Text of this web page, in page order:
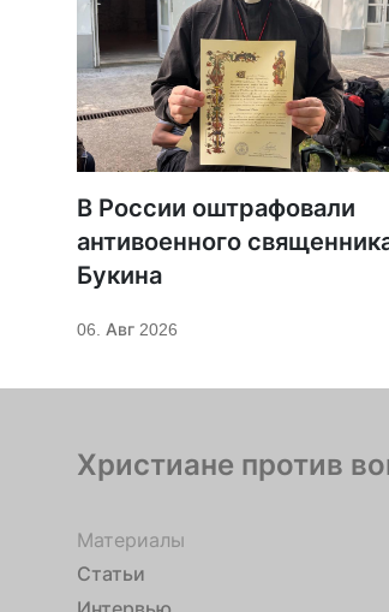
В России оштрафовали
антивоенного
Букина
06. Авг 2026
Христиане против
Материалы
Статьи